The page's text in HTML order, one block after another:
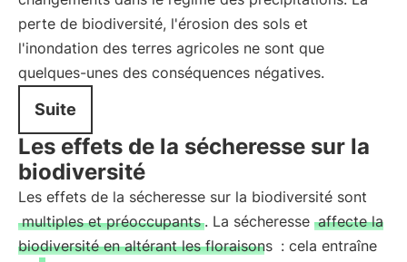
perte de biodiversité, l'érosion des sols et
l'inondation des terres agricoles ne sont que
quelques-unes des conséquences négatives.
Suite
Les effets de la sécheresse sur la
biodiversité
Les effets de la sécheresse sur la biodiversité sont
multiples et préoccupants . La sécheresse affecte la
biodiversité en altérant les floraisons : cela entraîne